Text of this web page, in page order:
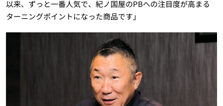
以来、ずっと一番人気で、紀ノ国屋のPBへの注目度が高まる
ターニングポイントになった商品です」